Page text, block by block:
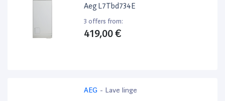
Aeg L7Tbd734E
3 offers from:
419,00 €
AEG - Lave linge